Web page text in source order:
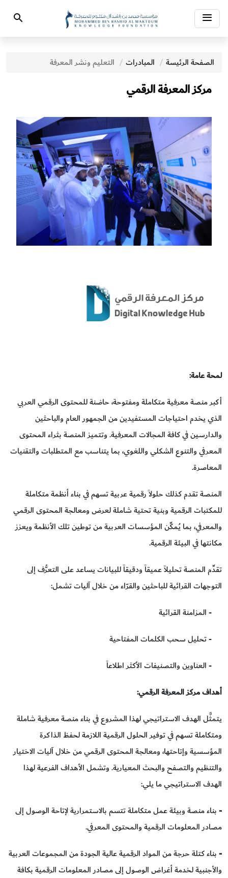
Toggle
navigation
Search
الصفحة الرئيسة المبادرات‎ التعليم ونشر المعرفة
مركز المعرفة الرقمي
لمحة عامة:
أكبر منصة معرفية متكاملة ومفتوحة، حاضنة للمحتوى الرقمي العربي
الذي يخدم احتياجات المستفيدين من الجمهور العام والباحثين
والدارسين في كافة المجالات المعرفية. وتتميز المنصة بثراء المحتوى
المعرفي والتنوع الشكلي واللغوي، بما يتناسب مع المتطلبات والتقنيات
المعاصرة.
المنصة تقدم كذلك حلولاً رقمية عربية تسهم في بناء أنظمة متكاملة
للمكتبات الرقمية وبنية تحتية شاملة لعرض ومعالجة المحتوى الرقمي
والمعرفي، بما يُمكِّن المؤسسات العربية من توطين تلك الأنظمة ويعزز
مكانتها في البيئة الرقمية.
تقدِّم المنصة تحليلاً عميقاً ودقيقاً للبيانات يساعد على التعرُّف إلى
التوجهات القرائية للباحثين والقرّاء من خلال آليات تشمل:
- المزامنة القرائية
- تحليل سحب الكلمات المفتاحية
- العناوين والتصنيفات الأكثر اطلاعاً
أهداف مركز المعرفة الرقمي:
يتمثَّل الهدف الاستراتيجي لهذا المشروع في بناء منصة معرفية شاملة
ومتكاملة تسهم في توفير الحلول الرقمية اللازمة لحفظ الذاكرة
المؤسسية وإتاحتها، ومعالجة المحتوى الرقمي من خلال آليات الاختيار
والتنظيم والتصفح والبحث المعيارية. وتشمل الأهداف الفرعية لهذا
الهدف الاستراتيجي ما يلي:
-بناء منصة وبيئة عمل متكاملة تتسم بالاستمرارية لإتاحة الوصول إلى
مصادر المعلومات الرقمية والمحتوى المعرفي.
-بناء كتلة حرجة من المواد الرقمية عالية الجودة من المجموعات العربية
والأجنبية لخدمة أغراض الوصول إلى مصادر المعلومات الرقمية بكافة